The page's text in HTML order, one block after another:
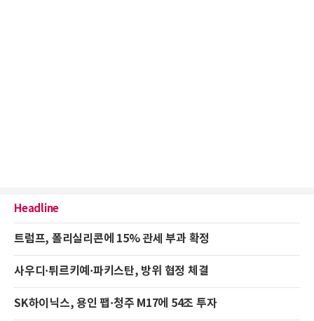
Headline
트럼프, 폴리실리콘에 15% 관세 부과 확정
사우디·튀르키예·파키스탄, 방위 협정 체결
SK하이닉스, 용인 팹·청주 M17에 54조 투자